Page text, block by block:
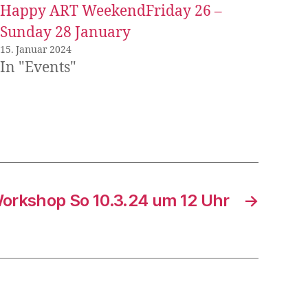
Happy ART WeekendFriday 26 –
Sunday 28 January
15. Januar 2024
In "Events"
→
So 10.3.24 um 12 Uhr